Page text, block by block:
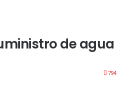
de agua
794